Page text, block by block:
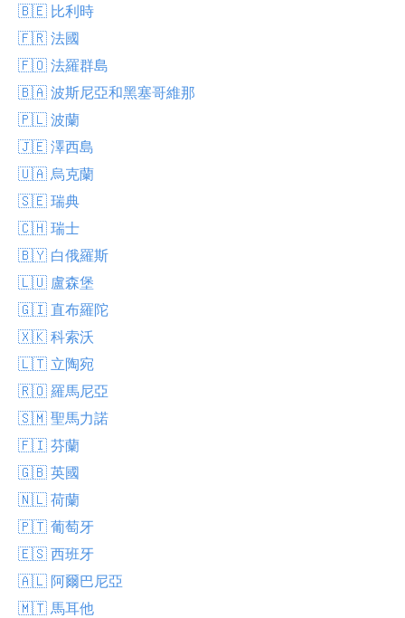
🇧🇪 比利時
🇫🇷 法國
🇫🇴 法羅群島
🇧🇦 波斯尼亞和黑塞哥維那
🇵🇱 波蘭
🇯🇪 澤西島
🇺🇦 烏克蘭
🇸🇪 瑞典
🇨🇭 瑞士
🇧🇾 白俄羅斯
🇱🇺 盧森堡
🇬🇮 直布羅陀
🇽🇰 科索沃
🇱🇹 立陶宛
🇷🇴 羅馬尼亞
🇸🇲 聖馬力諾
🇫🇮 芬蘭
🇬🇧 英國
🇳🇱 荷蘭
🇵🇹 葡萄牙
🇪🇸 西班牙
🇦🇱 阿爾巴尼亞
🇲🇹 馬耳他